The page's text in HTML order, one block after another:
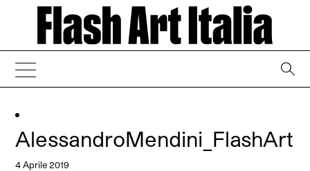
AlessandroMendini_FlashArt
4 Aprile 2019